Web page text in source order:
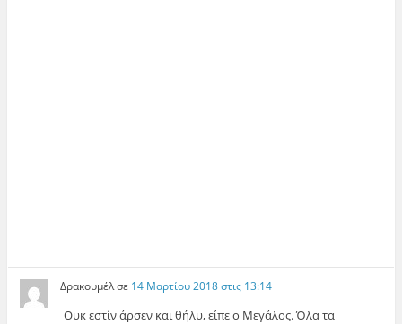
Δρακουμέλσε 14 Μαρτίου 2018 στις 13:14
Ουκ εστίν άρσεν και θήλυ, είπε ο Μεγάλος. Όλα τα